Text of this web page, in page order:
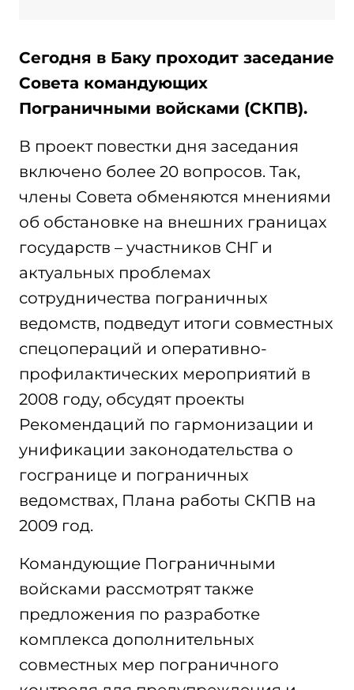
Сегодня в Баку проходит заседание
Совета командующих
Пограничными войсками (СКПВ).
В проект повестки дня заседания
включено более 20 вопросов. Так,
члены Совета обменяются мнениями
об обстановке на внешних границах
государств – участников СНГ и
актуальных проблемах
сотрудничества пограничных
ведомств, подведут итоги совместных
спецопераций и оперативно-
профилактических мероприятий в
2008 году, обсудят проекты
Рекомендаций по гармонизации и
унификации законодательства о
госгранице и пограничных
ведомствах, Плана работы СКПВ на
2009 год.
Командующие Пограничными
войсками рассмотрят также
предложения по разработке
комплекса дополнительных
совместных мер пограничного